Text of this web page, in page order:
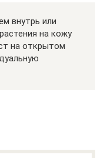
внутрь или
на кожу
на открытом